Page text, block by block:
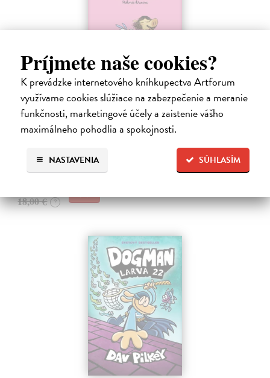
Príjmete naše cookies?
K prevádzke internetového kníhkupectva Artforum
využívame cookies slúžiace na zabezpečenie a meranie
funkčnosti, marketingové účely a zaistenie vášho
maximálneho pohodlia a spokojnosti.
SÚHLASÍM
NASTAVENIA
Ariol 4
Guibert Emmanuel
| Kniha
PEŤULA je krásna a ako pekne vonia! Ariol sedí v triede rovno za ňou
a vo svojich myšlienkach ju zasýpa komplimentami. Dokonca si
Na sklade ?
18,00 € ?